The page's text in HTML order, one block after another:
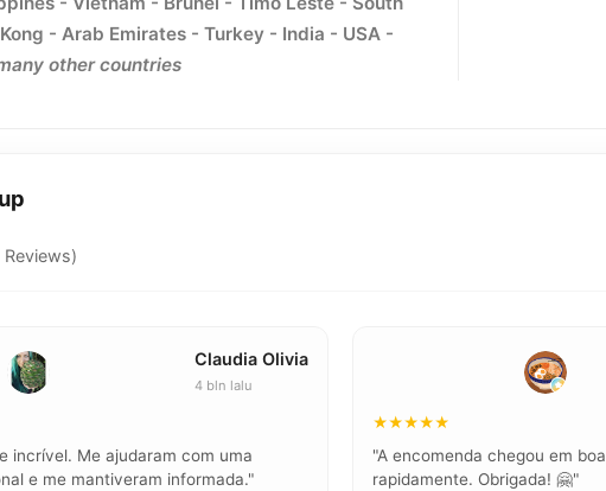
- Arab Emirates - Turkey - India - USA -
other countries
Reviews)
Claudia Olivia
4 bln lalu
incrível. Me ajudaram com uma
e me mantiveram informada."
★★★★★
"A encomenda chegou em
rapidamente. Obrigada! 🤗"